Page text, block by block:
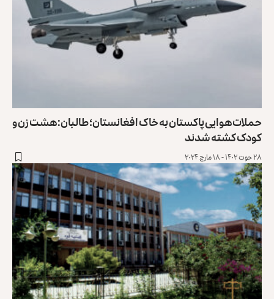
حملات هوایی پاکستان به خاک افغانستان؛ طالبان: هشت زن و
کودک کشته شدند
۲۸ حوت ۱۴۰۲ - ۱۸ مارچ ۲۰۲۴